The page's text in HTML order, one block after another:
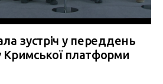
зустріч у переддень
Кримської платформи